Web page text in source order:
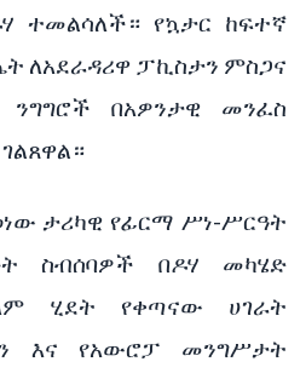
ተመልሳለች። የኳታር ከፍተኛ
ለአደራዳሪዋ ፓኪስታን ምስጋና
በአዎንታዊ መንፈስ
ታሪካዊ የፊርማ ሥነ-ሥርዓት
ስብሰባዎች በዶሃ መካሄድ
ሂደት የቀጣናው ሀገራት
እና የአውሮፓ መንግሥታት